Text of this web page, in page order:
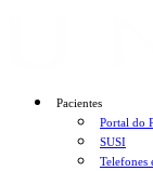
Pacientes
Portal do
SUSI
Telefones